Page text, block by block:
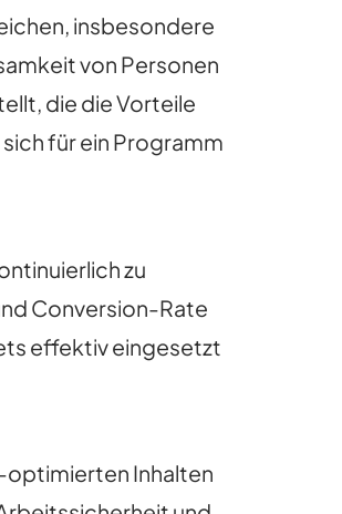
insbesondere
von Personen
die die Vorteile
für ein Programm
zu
Conversion-Rate
effektiv eingesetzt
optimierten Inhalten